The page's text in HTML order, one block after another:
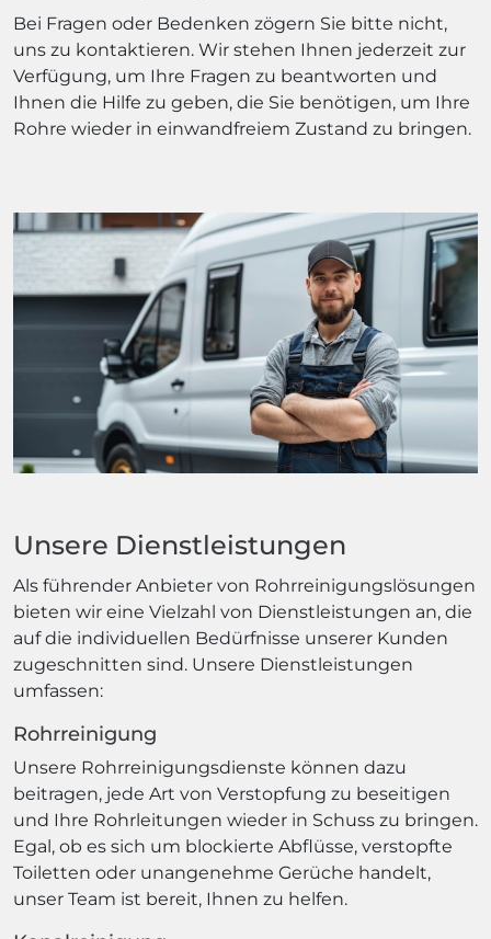
Bei Fragen oder Bedenken zögern Sie bitte nicht,
uns zu kontaktieren. Wir stehen Ihnen jederzeit zur
Verfügung, um Ihre Fragen zu beantworten und
Ihnen die Hilfe zu geben, die Sie benötigen, um Ihre
Rohre wieder in einwandfreiem Zustand zu bringen.
Unsere Dienstleistungen
Als führender Anbieter von Rohrreinigungslösungen
bieten wir eine Vielzahl von Dienstleistungen an, die
auf die individuellen Bedürfnisse unserer Kunden
zugeschnitten sind. Unsere Dienstleistungen
umfassen:
Rohrreinigung
Unsere Rohrreinigungsdienste können dazu
beitragen, jede Art von Verstopfung zu beseitigen
und Ihre Rohrleitungen wieder in Schuss zu bringen.
Egal, ob es sich um blockierte Abflüsse, verstopfte
Toiletten oder unangenehme Gerüche handelt,
unser Team ist bereit, Ihnen zu helfen.